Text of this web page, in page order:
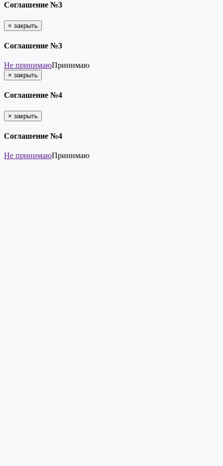
Соглашение №3
× закрыть
Соглашение №3
Не принимаюПринимаю
× закрыть
Соглашение №4
× закрыть
Соглашение №4
Не принимаюПринимаю